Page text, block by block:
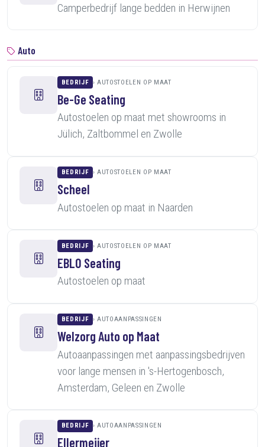
Camperbedrijf lange bedden in Herwijnen
Auto
BEDRIJF AUTOSTOELEN OP MAAT
Be-Ge Seating
Autostoelen op maat met showrooms in
Jülich, Zaltbommel en Zwolle
BEDRIJF AUTOSTOELEN OP MAAT
Scheel
Autostoelen op maat in Naarden
BEDRIJF AUTOSTOELEN OP MAAT
EBLO Seating
Autostoelen op maat
BEDRIJF AUTOAANPASSINGEN
Welzorg Auto op Maat
Autoaanpassingen met aanpassingsbedrijven
voor lange mensen in 's-Hertogenbosch,
Amsterdam, Geleen en Zwolle
BEDRIJF AUTOAANPASSINGEN
Ellermeijer